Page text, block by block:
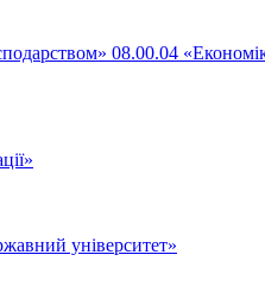
08.00.04
університет»